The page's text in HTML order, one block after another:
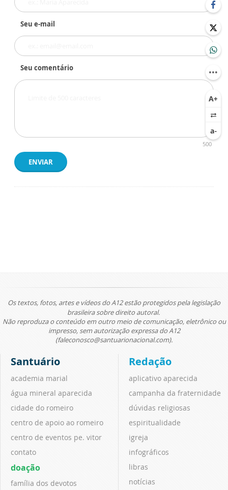
Seu e-mail
Seu comentário
500
ENVIAR
Os textos, fotos, artes e vídeos do A12 estão protegidos pela legislação
brasileira sobre direito autoral.
Não reproduza o conteúdo em outro meio de comunicação, eletrônico ou
impresso, sem autorização expressa do A12
(faleconosco@santuarionacional.com).
Santuário
academia marial
água mineral aparecida
cidade do romeiro
centro de apoio ao romeiro
centro de eventos pe. vitor
contato
doação
família dos devotos
Redação
aplicativo aparecida
campanha da fraternidade
dúvidas religiosas
espiritualidade
igreja
infográficos
libras
notícias